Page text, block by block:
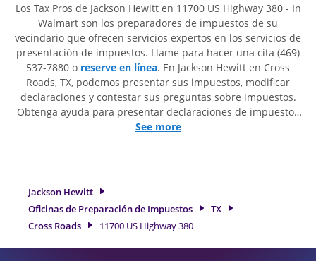
Los Tax Pros de Jackson Hewitt en 11700 US Highway 380 - In
Walmart son ​​los preparadores de impuestos de su
vecindario que ofrecen servicios expertos en los servicios de
presentación de impuestos. Llame para hacer una cita (469)
537-7880 o reserve en línea. En Jackson Hewitt en Cross
Roads, TX, podemos presentar sus impuestos, modificar
declaraciones y contestar sus preguntas sobre impuestos.
Obtenga ayuda para presentar declaraciones de impuestos
simples o situaciones más complejas, como los impuestos
necesita servicios de preparación de impuestos en Cross
Highway 380 es una opción excelente. Con nuestros
expertos profesionales de impuestos, atención al detalle y
See more
Jackson Hewitt
Oficinas de Preparación de Impuestos
TX
Cross Roads
11700 US Highway 380